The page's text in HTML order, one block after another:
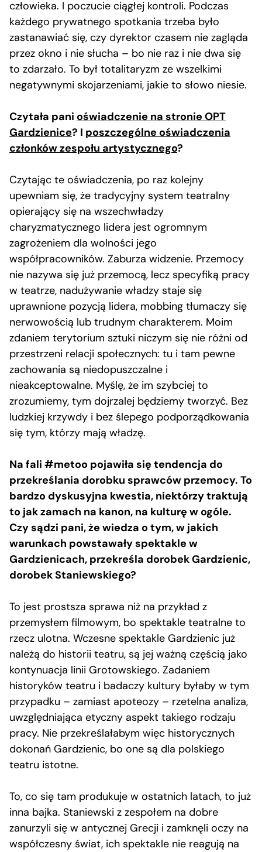
człowieka. I poczucie ciągłej kontroli. Podczas
każdego prywatnego spotkania trzeba było
zastanawiać się, czy dyrektor czasem nie zagląda
przez okno i nie słucha – bo nie raz i nie dwa się
to zdarzało. To był totalitaryzm ze wszelkimi
negatywnymi skojarzeniami, jakie to słowo niesie.
Czytała pani oświadczenie na stronie OPT
Gardzienice? I poszczególne oświadczenia
członków zespołu artystycznego?
Czytając te oświadczenia, po raz kolejny
upewniam się, że tradycyjny system teatralny
opierający się na wszechwładzy
charyzmatycznego lidera jest ogromnym
zagrożeniem dla wolności jego
współpracowników. Zaburza widzenie. Przemocy
nie nazywa się już przemocą, lecz specyfiką pracy
w teatrze, nadużywanie władzy staje się
uprawnione pozycją lidera, mobbing tłumaczy się
nerwowością lub trudnym charakterem. Moim
zdaniem terytorium sztuki niczym się nie różni od
przestrzeni relacji społecznych: tu i tam pewne
zachowania są niedopuszczalne i
nieakceptowalne. Myślę, że im szybciej to
zrozumiemy, tym dojrzalej będziemy tworzyć. Bez
ludzkiej krzywdy i bez ślepego podporządkowania
się tym, którzy mają władzę.
Na fali #metoo pojawiła się tendencja do
przekreślania dorobku sprawców przemocy. To
bardzo dyskusyjna kwestia, niektórzy traktują
to jak zamach na kanon, na kulturę w ogóle.
Czy sądzi pani, że wiedza o tym, w jakich
warunkach powstawały spektakle w
Gardzienicach, przekreśla dorobek Gardzienic,
dorobek Staniewskiego?
To jest prostsza sprawa niż na przykład z
przemysłem filmowym, bo spektakle teatralne to
rzecz ulotna. Wczesne spektakle Gardzienic już
należą do historii teatru, są jej ważną częścią jako
kontynuacja linii Grotowskiego. Zadaniem
historyków teatru i badaczy kultury byłaby w tym
przypadku – zamiast apoteozy – rzetelna analiza,
uwzględniająca etyczny aspekt takiego rodzaju
pracy. Nie przekreślałabym więc historycznych
dokonań Gardzienic, bo one są dla polskiego
teatru istotne.
To, co się tam produkuje w ostatnich latach, to już
inna bajka. Staniewski z zespołem na dobre
zanurzyli się w antycznej Grecji i zamknęli oczy na
współczesny świat, ich spektakle nie reagują na